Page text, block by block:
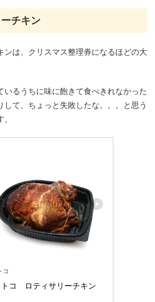
チキン
ンは、クリスマス整理券になるほどの大
いるうちに味に飽きて食べきれなかった
して、ちょっと失敗したな。。。と思う
コ
トコ　ロティサリーチキン